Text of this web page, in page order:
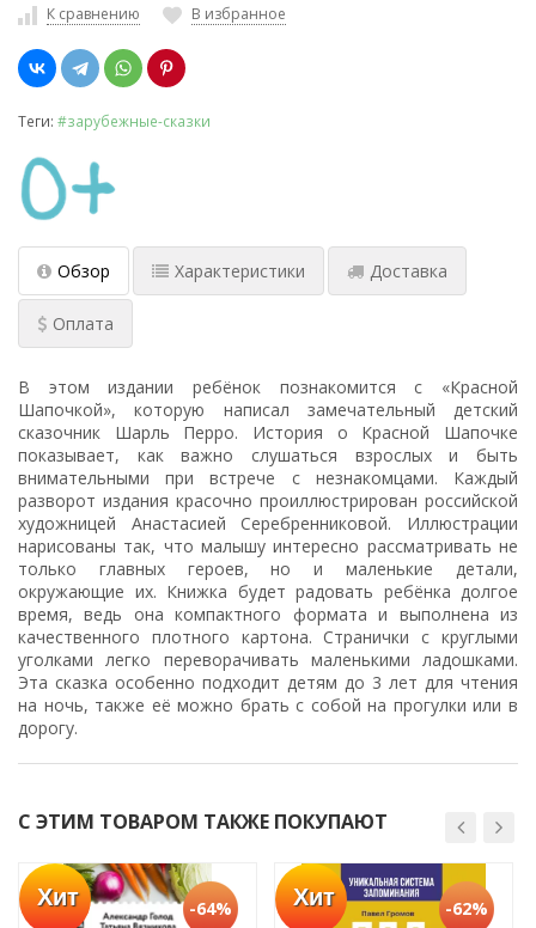
К сравнению В избранное
Теги: #зарубежные-сказки
Обзор Характеристики Доставка
Оплата
В этом издании ребёнок познакомится с «Красной
Шапочкой», которую написал замечательный детский
сказочник Шарль Перро. История о Красной Шапочке
показывает, как важно слушаться взрослых и быть
внимательными при встрече с незнакомцами. Каждый
разворот издания красочно проиллюстрирован российской
художницей Анастасией Серебренниковой. Иллюстрации
нарисованы так, что малышу интересно рассматривать не
только главных героев, но и маленькие детали,
окружающие их. Книжка будет радовать ребёнка долгое
время, ведь она компактного формата и выполнена из
качественного плотного картона. Странички с круглыми
уголками легко переворачивать маленькими ладошками.
Эта сказка особенно подходит детям до 3 лет для чтения
на ночь, также её можно брать с собой на прогулки или в
дорогу.
С ЭТИМ ТОВАРОМ ТАКЖЕ ПОКУПАЮТ
Хит -64% Хит -62%